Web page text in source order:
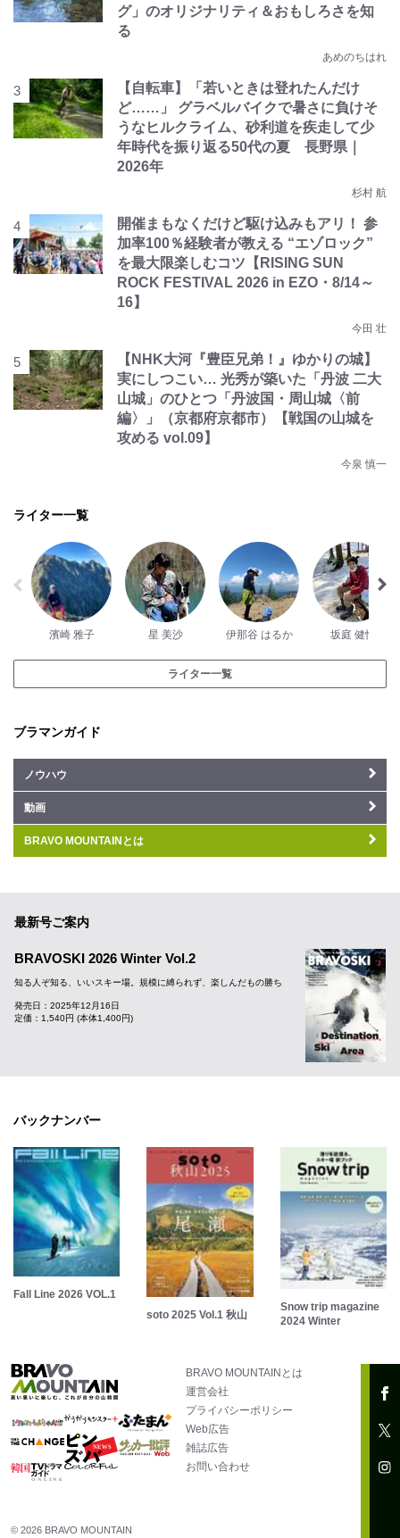
グ」のオリジナリティ＆おもしろさを知
る
あめのちはれ
【自転車】「若いときは登れたんだけ
ど……」 グラベルバイクで暑さに負けそ
うなヒルクライム、砂利道を疾走して少
年時代を振り返る50代の夏 長野県｜
2026年
杉村 航
開催まもなくだけど駆け込みもアリ！ 参
加率100％経験者が教える “エゾロック”
を最大限楽しむコツ【RISING SUN
ROCK FESTIVAL 2026 in EZO・8/14～
16】
今田 壮
【NHK大河『豊臣兄弟！』ゆかりの城】
実にしつこい… 光秀が築いた「丹波 二大
山城」のひとつ「丹波国・周山城〈前
編〉」（京都府京都市）【戦国の山城を
攻める vol.09】
今泉 慎一
ライター一覧
濱崎 雅子 星 美沙 伊那谷 はるか 坂庭 健悟
ライター一覧
ブラマンガイド
ノウハウ
動画
BRAVO MOUNTAINとは
最新号ご案内
BRAVOSKI 2026 Winter Vol.2
知る人ぞ知る、いいスキー場。規模に縛られず、楽しんだもの勝ち
発売日：2025年12月16日
定価：1,540円 (本体1,400円)
バックナンバー
Fall Line 2026 VOL.1
soto 2025 Vol.1 秋山
Snow trip magazine
2024 Winter
BRAVO MOUNTAINとは
運営会社
プライバシーポリシー
Web広告
雑誌広告
お問い合わせ
© 2026 BRAVO MOUNTAIN